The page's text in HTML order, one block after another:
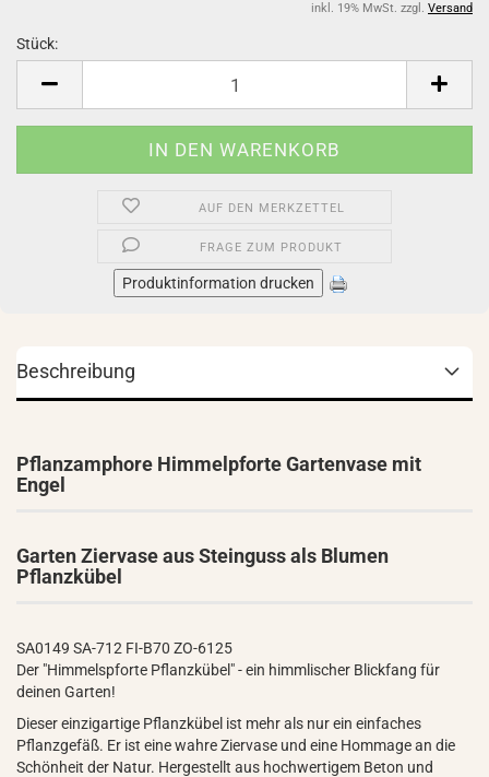
inkl. 19% MwSt. zzgl. Versand
Stück:
AUF DEN MERKZETTEL
FRAGE ZUM PRODUKT
Produktinformation drucken
Beschreibung
Pflanzamphore Himmelpforte Gartenvase mit
Engel
Garten Ziervase aus Steinguss als Blumen
Pflanzkübel
SA0149 SA-712 FI-B70 ZO-6125
Der "Himmelspforte Pflanzkübel" - ein himmlischer Blickfang für
deinen Garten!
Dieser einzigartige Pflanzkübel ist mehr als nur ein einfaches
Pflanzgefäß. Er ist eine wahre Ziervase und eine Hommage an die
Schönheit der Natur. Hergestellt aus hochwertigem Beton und